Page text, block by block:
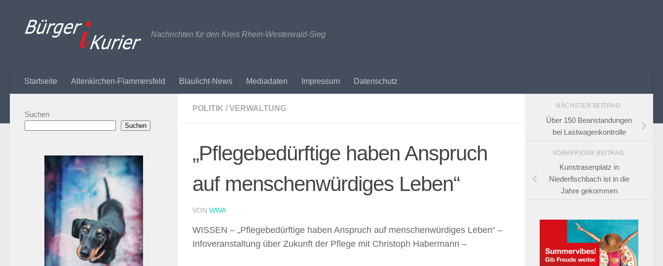
Nachrichten für den Kreis Rhein-Westerwald-Sieg
Startseite Altenkirchen-Flammersfeld Blaulicht-News Mediadaten Impressum Datenschutz
POLITIK / VERWALTUNG
„Pflegebedürftige haben Anspruch
auf menschenwürdiges Leben“
VON WWA
WISSEN – „Pflegebedürftige haben Anspruch auf menschenwürdiges Leben“ –
Infoveranstaltung über Zukunft der Pflege mit Christoph Habermann –
Suchen
Suchen
NÄCHSTER BEITRAG
Über 150 Beanstandungen
bei Lastwagenkontrolle
VORHERIGER BEITRAG
Kunstrasenplatz in
Niederfischbach ist in die
Jahre gekommen